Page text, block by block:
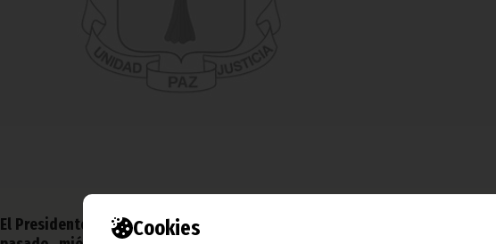
Cookies
El Presidente de la Cámara de Comercio de Bioco, Gregorio Boho Camo,